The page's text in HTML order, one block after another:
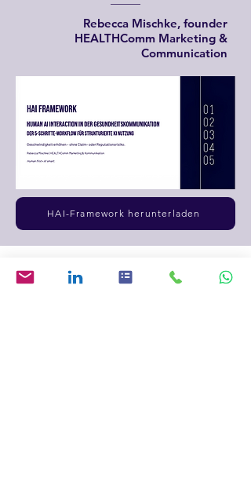
Rebecca Mischke, founder
HEALTHComm Marketing &
Communication
HAI-Framework herunterladen
Das KI-Team hinter